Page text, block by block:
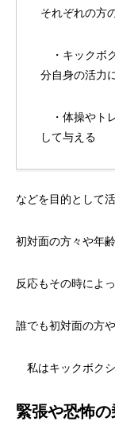
それぞれの方
・キックボ
分自身の活力
・体操やト
して与える
などを目的として
初対面の方々や年
反応もその時によ
誰でも初対面の方
私はキックボク
緊張や恐怖